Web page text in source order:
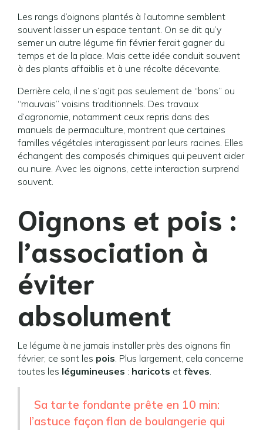
Les rangs d’oignons plantés à l’automne semblent
souvent laisser un espace tentant. On se dit qu’y
semer un autre légume fin février ferait gagner du
temps et de la place. Mais cette idée conduit souvent
à des plants affaiblis et à une récolte décevante.
Derrière cela, il ne s’agit pas seulement de “bons” ou
“mauvais” voisins traditionnels. Des travaux
d’agronomie, notamment ceux repris dans des
manuels de permaculture, montrent que certaines
familles végétales interagissent par leurs racines. Elles
échangent des composés chimiques qui peuvent aider
ou nuire. Avec les oignons, cette interaction surprend
souvent.
Oignons et pois :
l’association à
éviter
absolument
Le légume à ne jamais installer près des oignons fin
février, ce sont les pois. Plus largement, cela concerne
toutes les légumineuses : haricots et fèves.
Sa tarte fondante prête en 10 min:
l’astuce façon flan de boulangerie qui